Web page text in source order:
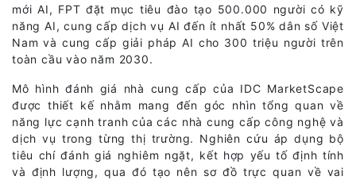
mới AI, FPT đặt mục tiêu đào tạo 500.000 người có kỹ
năng AI, cung cấp dịch vụ AI đến ít nhất 50% dân số Việt
Nam và cung cấp giải pháp AI cho 300 triệu người trên
toàn cầu vào năm 2030.
Mô hình đánh giá nhà cung cấp của IDC MarketScape
được thiết kế nhằm mang đến góc nhìn tổng quan về
năng lực cạnh tranh của các nhà cung cấp công nghệ và
dịch vụ trong từng thị trường. Nghiên cứu áp dụng bộ
tiêu chí đánh giá nghiêm ngặt, kết hợp yếu tố định tính
và định lượng, qua đó tạo nên sơ đồ trực quan về vai